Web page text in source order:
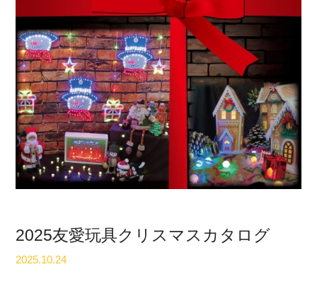
2025友愛玩具クリスマスカタログ
2025.10.24